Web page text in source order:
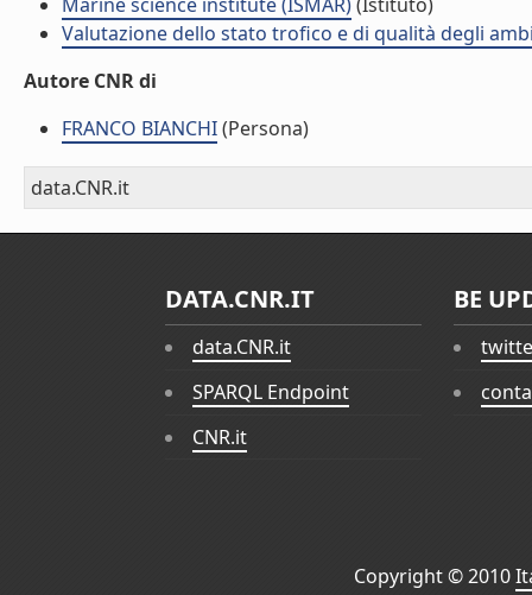
Valutazione dello stato trofico e di qualità degli
Autore CNR di
FRANCO BIANCHI(Persona)
data.CNR.it
DATA.CNR.IT
data.CNR.it
SPARQL Endpoint
CNR.it
BE
Copyright © 2010